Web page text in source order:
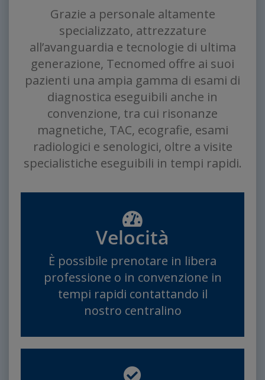
Grazie a personale altamente
specializzato, attrezzature
all’avanguardia e tecnologie di ultima
generazione, Tecnomed offre ai suoi
pazienti una ampia gamma di esami di
diagnostica eseguibili anche in
convenzione, tra cui risonanze
magnetiche, TAC, ecografie, esami
radiologici e senologici, oltre a visite
specialistiche eseguibili in tempi rapidi.
Velocità
È possibile prenotare in libera
professione o in convenzione in
tempi rapidi contattando il
nostro centralino